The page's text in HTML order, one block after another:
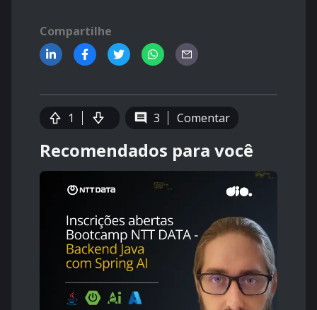
Compartilhe
1 3 Comentar
Recomendados para você